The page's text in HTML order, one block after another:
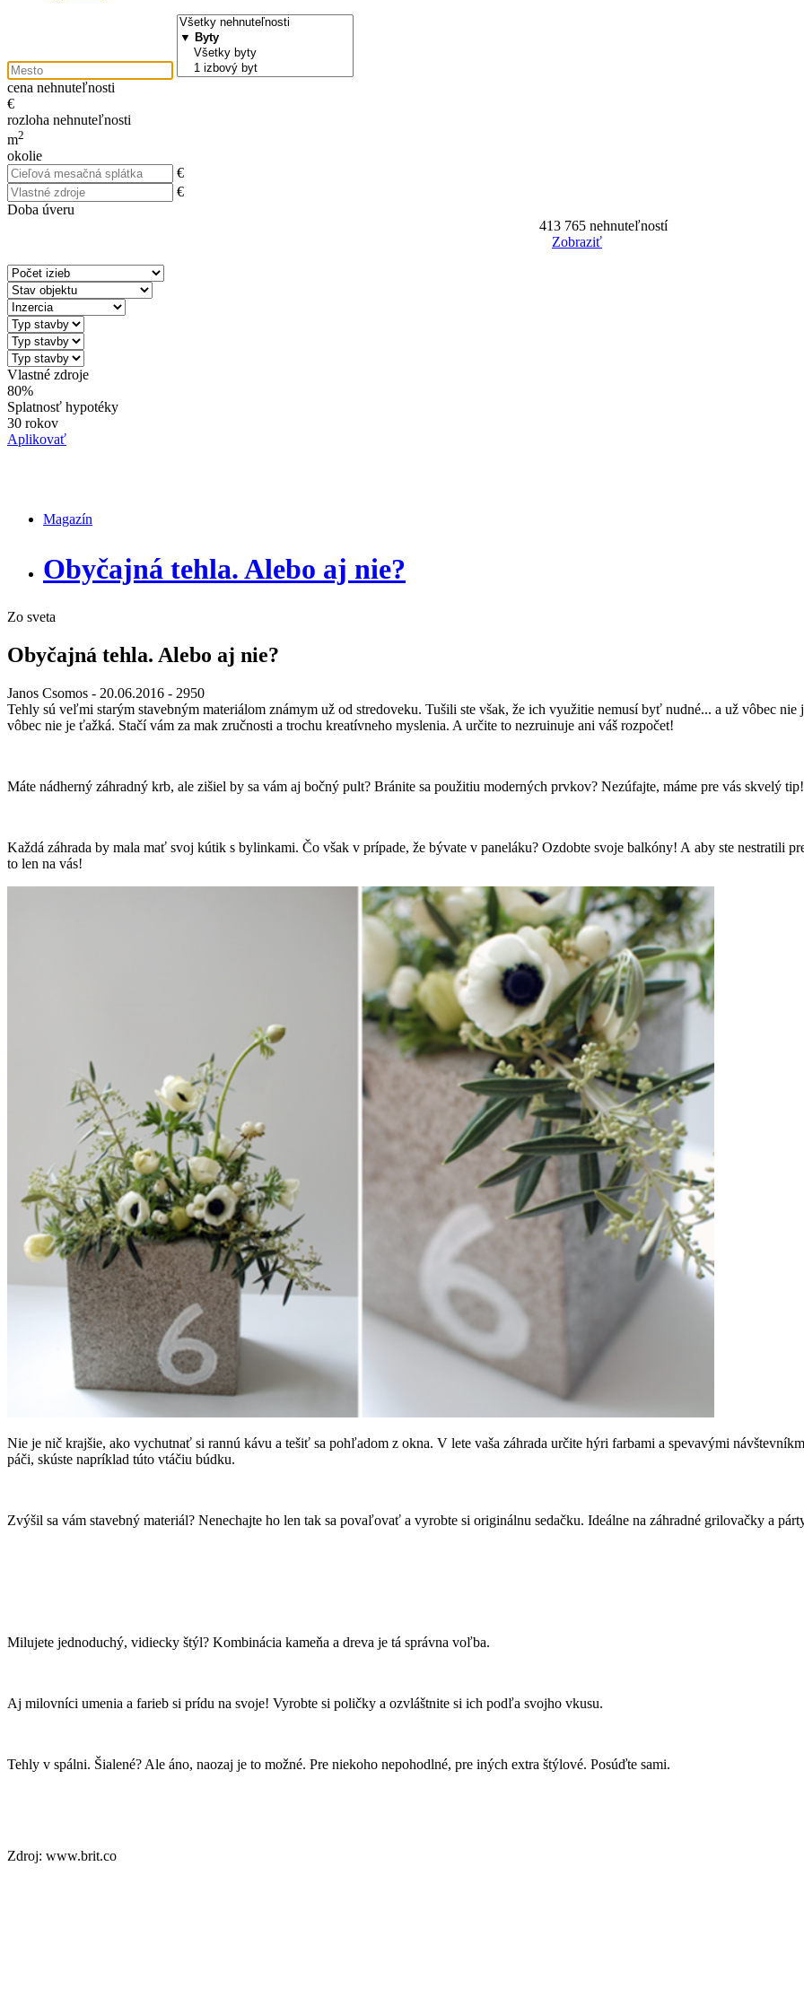
cena nehnuteľnosti
€
rozloha nehnuteľnosti
m2
okolie
€
€
Doba úveru
413 765nehnuteľností
Zobraziť
Vlastné zdroje
80%
Splatnosť hypotéky
30 rokov
Aplikovať
Magazín
Obyčajná tehla. Alebo aj nie?
Zo sveta
Obyčajná tehla. Alebo aj nie?
Janos Csomos - 20.06.2016 - 2950
Tehly sú veľmi starým stavebným materiálom známym už od stredoveku. Tušili ste však, že ich využitie nemusí byť nudné... a už vôbec
vôbec nie je ťažká. Stačí vám za mak zručnosti a trochu kreatívneho myslenia. A určite to nezruinuje ani váš rozpočet!
Máte nádherný záhradný krb, ale zišiel by sa vám aj bočný pult? Bránite sa použitiu moderných prvkov? Nezúfajte, máme pre vás skvelý tip!
Každá záhrada by mala mať svoj kútik s bylinkami. Čo však v prípade, že bývate v paneláku? Ozdobte svoje balkóny! A aby ste nestratili
to len na vás!
Nie je nič krajšie, ako vychutnať si rannú kávu a tešiť sa pohľadom z okna. V lete vaša záhrada určite hýri farbami a spevavými
páči, skúste napríklad túto vtáčiu búdku.
Zvýšil sa vám stavebný materiál? Nenechajte ho len tak sa povaľovať a vyrobte si originálnu sedačku. Ideálne na záhradné grilovačky a
Milujete jednoduchý, vidiecky štýl? Kombinácia kameňa a dreva je tá správna voľba.
Aj milovníci umenia a farieb si prídu na svoje! Vyrobte si poličky a ozvláštnite si ich podľa svojho vkusu.
Tehly v spálni. Šialené? Ale áno, naozaj je to možné. Pre niekoho nepohodlné, pre iných extra štýlové. Posúďte sami.
Zdroj: www.brit.co